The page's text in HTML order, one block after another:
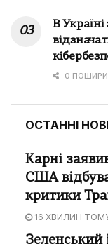
В
0
ОСТАННІ
Карні
США
критики
16 ХВИЛИН
Зеленський